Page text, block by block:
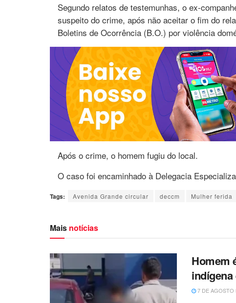
Segundo relatos de testemunhas, o ex-
suspeito do crime, após não aceitar o fim do
Boletins de Ocorrência (B.O.) por violência
Após o crime, o homem fugiu do local.
O caso foi encaminhado à Delegacia
Tags: Avenida Grande circular deccm Mulher ferida
Mais notícias
Homem
7 DE AGOSTO